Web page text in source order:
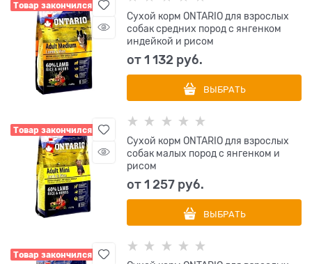
Товар закончился
Сухой корм ONTARIO для взрослых
собак средних пород с янгенком
индейкой и рисом
от1 132 руб.
ВЫБРАТЬ
Товар закончился
Сухой корм ONTARIO для взрослых
собак малых пород с янгенком и
рисом
от1 257 руб.
ВЫБРАТЬ
Товар закончился